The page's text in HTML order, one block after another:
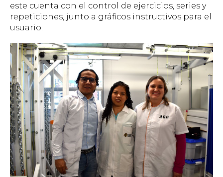
este cuenta con el control de ejercicios, series y
repeticiones, junto a gráficos instructivos para el
usuario.